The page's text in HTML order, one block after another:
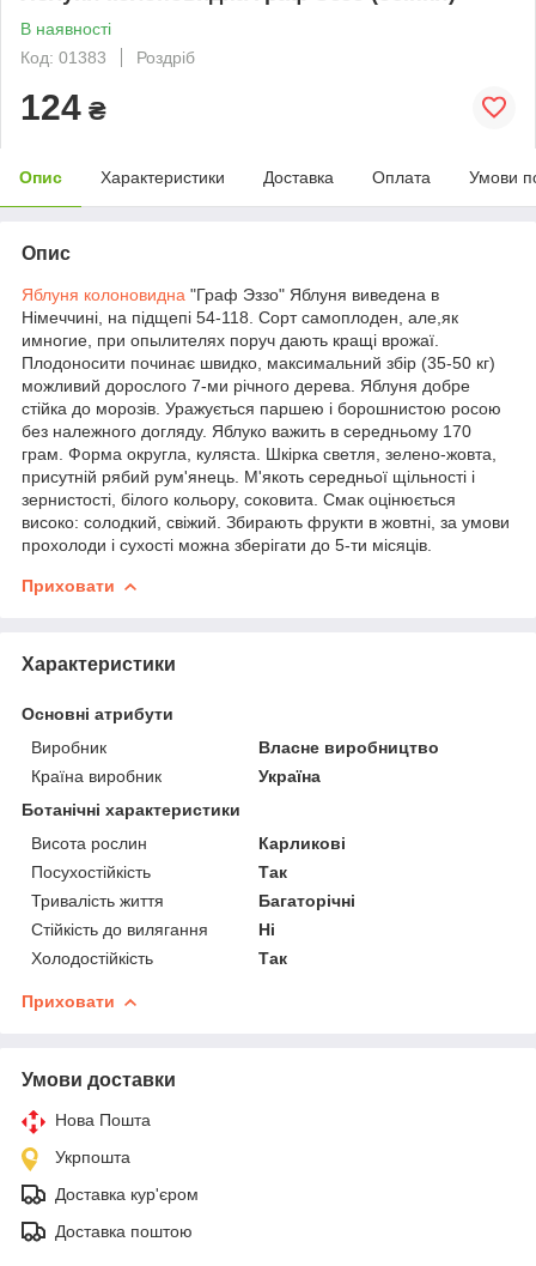
В наявності
Код: 01383
Роздріб
124 ₴
Опис Характеристики Доставка Оплата Умови
Опис
Яблуня колоновидна "Граф Эззо" Яблуня виведена в
Німеччині, на підщепі 54-118. Сорт самоплоден, але,як
имногие, при опылителях поруч дають кращі врожаї.
Плодоносити починає швидко, максимальний збір (35-50 кг)
можливий дорослого 7-ми річного дерева. Яблуня добре
стійка до морозів. Уражується паршею і борошнистою росою
без належного догляду. Яблуко важить в середньому 170
грам. Форма округла, куляста. Шкірка светля, зелено-жовта,
присутній рябий рум'янець. М'якоть середньої щільності і
зернистості, білого кольору, соковита. Смак оцінюється
високо: солодкий, свіжий. Збирають фрукти в жовтні, за умови
прохолоди і сухості можна зберігати до 5-ти місяців.
Приховати
Характеристики
Основні атрибути
Виробник
Власне виробництво
Країна виробник
Україна
Ботанічні характеристики
Висота рослин
Карликові
Посухостійкість
Так
Тривалість життя
Багаторічні
Стійкість до вилягання
Ні
Холодостійкість
Так
Приховати
Умови доставки
Нова Пошта
Укрпошта
Доставка кур'єром
Доставка поштою